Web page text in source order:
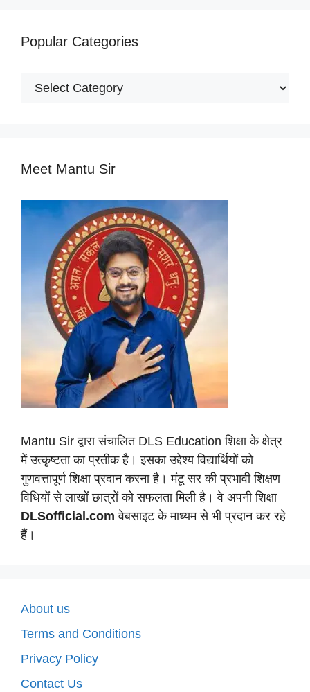
Popular Categories
Popular
Meet Mantu Sir
Mantu Sir द्वारा संचालित DLS Education शिक्षा के क्षेत्र
में उत्कृष्टता का प्रतीक है। इसका उद्देश्य विद्यार्थियों को
गुणवत्तापूर्ण शिक्षा प्रदान करना है। मंटू सर की प्रभावी शिक्षण
विधियों से लाखों छात्रों को सफलता मिली है। वे अपनी शिक्षा
DLSofficial.com वेबसाइट के माध्यम से भी प्रदान कर रहे
हैं।
About us
Terms and Conditions
Privacy Policy
Contact Us